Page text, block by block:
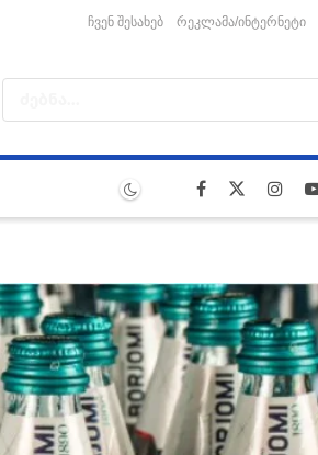
ჩვენ შესახებ რეკლამა/ინტერნეტი